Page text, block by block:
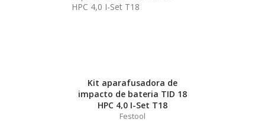
Kit aparafusadora de
impacto de bateria TID 18
HPC 4,0 I-Set T18
Festool